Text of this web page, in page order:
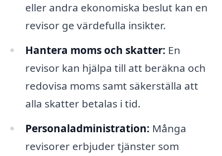
eller andra ekonomiska beslut kan en
revisor ge värdefulla insikter.
Hantera moms och skatter: En
revisor kan hjälpa till att beräkna och
redovisa moms samt säkerställa att
alla skatter betalas i tid.
Personaladministration: Många
revisorer erbjuder tjänster som